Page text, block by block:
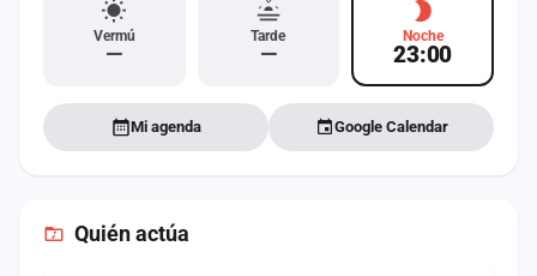
Vermú
—
Tarde
—
Noche
23:00
Mi agenda Google Calendar
Quién actúa